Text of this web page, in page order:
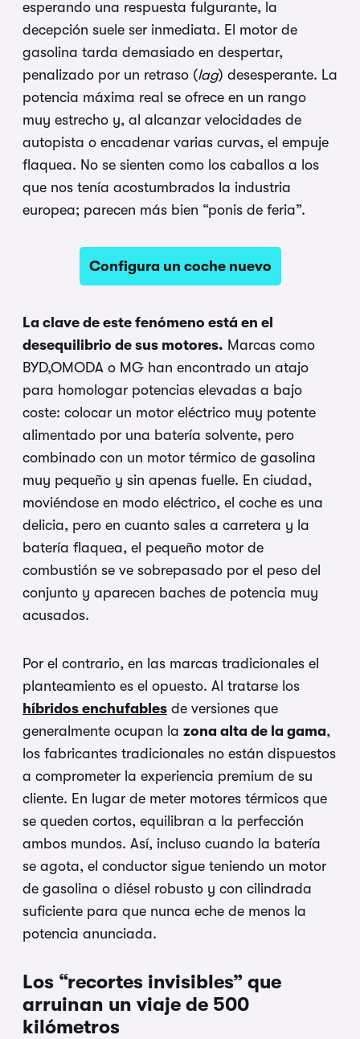
esperando una respuesta fulgurante, la
decepción suele ser inmediata. El motor de
gasolina tarda demasiado en despertar,
penalizado por un retraso (lag) desesperante. La
potencia máxima real se ofrece en un rango
muy estrecho y, al alcanzar velocidades de
autopista o encadenar varias curvas, el empuje
flaquea. No se sienten como los caballos a los
que nos tenía acostumbrados la industria
europea; parecen más bien “ponis de feria”.
Configura un coche nuevo
La clave de este fenómeno está en el
desequilibrio de sus motores. Marcas como
BYD,OMODA o MG han encontrado un atajo
para homologar potencias elevadas a bajo
coste: colocar un motor eléctrico muy potente
alimentado por una batería solvente, pero
combinado con un motor térmico de gasolina
muy pequeño y sin apenas fuelle. En ciudad,
moviéndose en modo eléctrico, el coche es una
delicia, pero en cuanto sales a carretera y la
batería flaquea, el pequeño motor de
combustión se ve sobrepasado por el peso del
conjunto y aparecen baches de potencia muy
acusados.
Por el contrario, en las marcas tradicionales el
planteamiento es el opuesto. Al tratarse los
híbridos enchufables de versiones que
generalmente ocupan la zona alta de la gama,
los fabricantes tradicionales no están dispuestos
a comprometer la experiencia premium de su
cliente. En lugar de meter motores térmicos que
se queden cortos, equilibran a la perfección
ambos mundos. Así, incluso cuando la batería
se agota, el conductor sigue teniendo un motor
de gasolina o diésel robusto y con cilindrada
suficiente para que nunca eche de menos la
potencia anunciada.
Los “recortes invisibles” que
arruinan un viaje de 500
kilómetros